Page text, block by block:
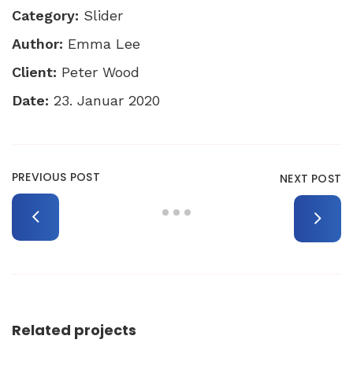
Category: Slider
Author: Emma Lee
Client: Peter Wood
Date: 23. Januar 2020
PREVIOUS POST NEXT POST
Related projects